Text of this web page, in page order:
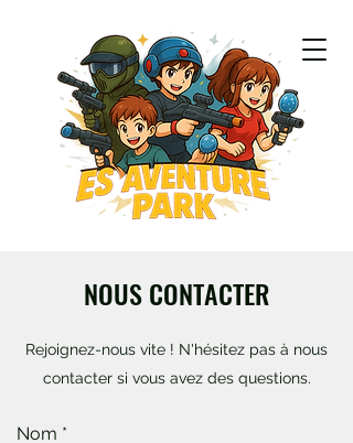
NOUS CONTACTER
Rejoignez-nous vite ! N'hésitez pas à nous
contacter si vous avez des questions.
Nom